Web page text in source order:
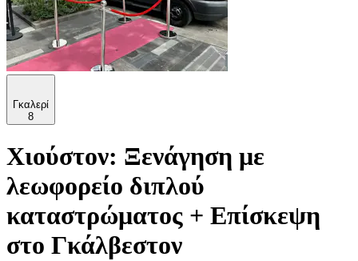
Γκαλερί
8
Χιούστον: Ξενάγηση με
λεωφορείο διπλού
καταστρώματος + Επίσκεψη
στο Γκάλβεστον